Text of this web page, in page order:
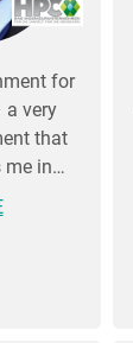
for
a very
that
me in…